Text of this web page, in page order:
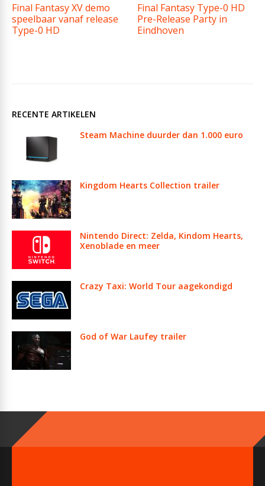
Final Fantasy XV demo
speelbaar vanaf release
Type-0 HD
Final Fantasy Type-0 HD
Pre-Release Party in
Eindhoven
RECENTE ARTIKELEN
Steam Machine duurder dan 1.000 euro
Kingdom Hearts Collection trailer
Nintendo Direct: Zelda, Kindom Hearts,
Xenoblade en meer
Crazy Taxi: World Tour aagekondigd
God of War Laufey trailer